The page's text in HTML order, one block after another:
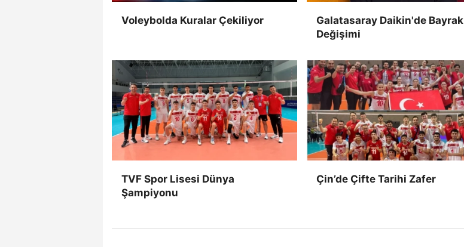
Voleybolda Kuralar Çekiliyor
Galatasaray Daikin'de Bayrak
Değişimi
TVF Spor Lisesi Dünya
Şampiyonu
Çin’de Çifte Tarihi Zafer